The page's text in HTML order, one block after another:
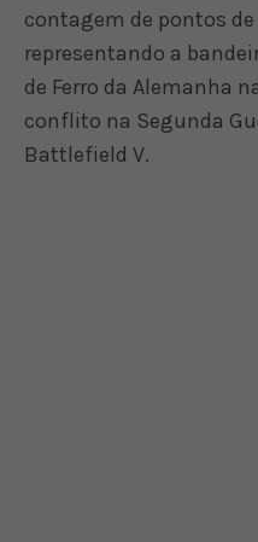
contagem de pontos
representando a
de Ferro da Alemanha
conflito na Segunda
Battlefield V.